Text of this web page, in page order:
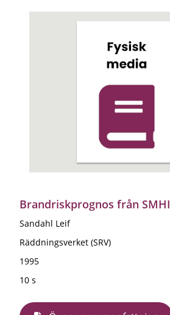
Brandriskprognos från SMHI
Sandahl Leif
Räddningsverket (SRV)
1995
10 s